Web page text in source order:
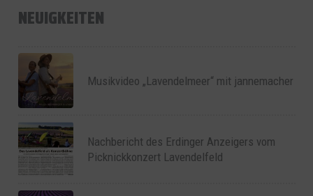
NEUIGKEITEN
Musikvideo „Lavendelmeer“ mit jannemacher
Nachbericht des Erdinger Anzeigers vom
Picknickkonzert Lavendelfeld